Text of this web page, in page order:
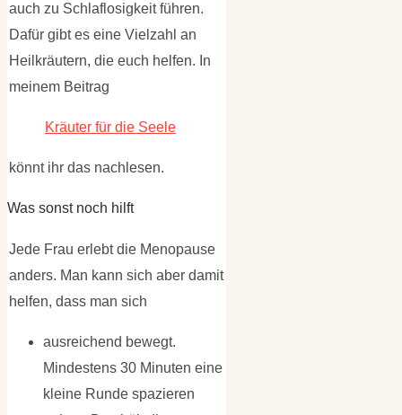
auch zu Schlaflosigkeit führen.
Dafür gibt es eine Vielzahl an
Heilkräutern, die euch helfen. In
meinem Beitrag
Kräuter für die Seele
könnt ihr das nachlesen.
Was sonst noch hilft
Jede Frau erlebt die Menopause
anders. Man kann sich aber damit
helfen, dass man sich
ausreichend bewegt.
Mindestens 30 Minuten eine
kleine Runde spazieren